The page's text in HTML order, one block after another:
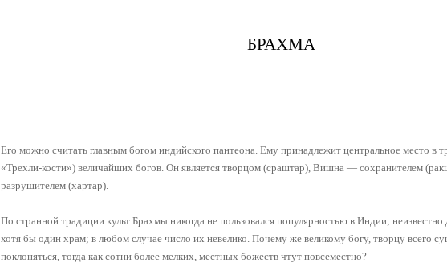
БРАХМА
Его можно считать главным богом индийского пантеона. Ему принадлежит центральное место в
«Трехли-кости») величайших богов. Он является творцом (сраштар), Вишна — сохранителем
разрушителем (хартар).
По странной традиции культ Брахмы никогда не пользовался популярностью в Индии;
хотя бы один храм; в любом случае число их невелико. Почему же великому богу, творцу всего
поклоняться, тогда как сотни более мелких, местных божеств чтут повсеместно?